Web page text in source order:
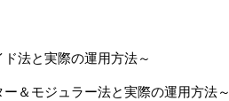
と実際の運用方法～
モジュラー法と実際の運用方法～